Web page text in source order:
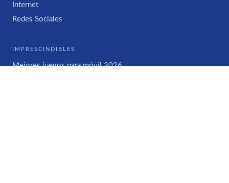
Internet
Redes Sociales
IMPRESCINDIBLES
Mejores juegos para móvil 2026